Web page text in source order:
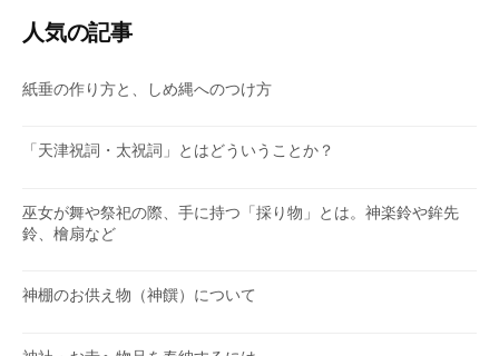
リ
ー
人気の記事
紙垂の作り方と、しめ縄へのつけ方
「天津祝詞・太祝詞」とはどういうことか？
巫女が舞や祭祀の際、手に持つ「採り物」とは。神楽鈴や鉾先
鈴、檜扇など
神棚のお供え物（神饌）について